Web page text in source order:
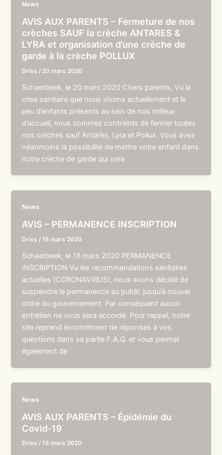
News
AVIS AUX PARENTS – Fermeture de nos
crèches SAUF la crèche ANTARES &
LYRA et organisation d’une crèche de
garde à la crèche POLLUX
Driss / 20 mars 2020
Schaerbeek, le 20 mars 2020 Chers parents, Vu la
crise sanitaire que nous vivons actuellement et le
peu d’enfants présents au sein de nos milieux
d’accueil, nous sommes contraints de fermer toutes
nos crèches sauf Antarès, Lyra et Pollux. Vous avez
néanmoins la possibilité de mettre votre enfant dans
notre crèche de garde qui sera
News
AVIS – PERMANENCE INSCRIPTION
Driss /16 mars 2020
Schaerbeek, le 16 mars 2020 PERMANENCE
INSCRIPTION Vu les recommandations sanitaires
actuelles (CORONAVIRUS), nous avons décidé de
suspendre la permanence au public jusqu’à nouvel
ordre du gouvernement. Par conséquent aucun
entretien ne vous sera accordé. Pour rappel, notre
site reprend énormément de réponses à vos
questions dans sa partie F.A.Q. et vous permet
également de
News
AVIS AUX PARENTS – Épidémie du
Covid-19
Driss /13 mars 2020